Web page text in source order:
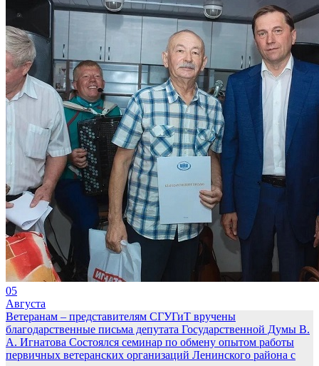
05
Августа
Ветеранам – представителям СГУГиТ вручены
благодарственные письма депутата Государственной Думы В.
А. Игнатова Состоялся семинар по обмену опытом работы
первичных ветеранских организаций Ленинского района с